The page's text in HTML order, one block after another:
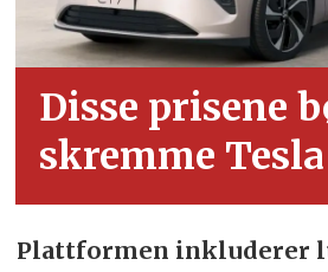
Disse prisene
skremme Tesla
Plattformen inkluderer